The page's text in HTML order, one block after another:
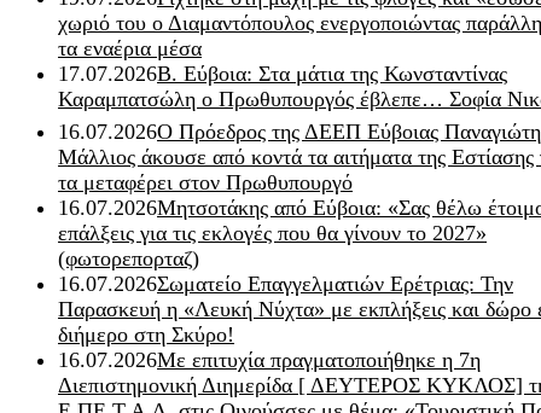
χωριό του ο Διαμαντόπουλος ενεργοποιώντας
τα εναέρια μέσα
17.07.2026Β. Εύβοια: Στα μάτια της Κωνσταντίνας
Καραμπατσώλη ο Πρωθυπουργός έβλεπε… Σοφία
16.07.2026Ο Πρόεδρος της ΔΕΕΠ Εύβοιας
Μάλλιος άκουσε από κοντά τα αιτήματα της Εστίασης
τα μεταφέρει στον Πρωθυπουργό
16.07.2026Μητσοτάκης από Εύβοια: «Σας θέλω
επάλξεις για τις εκλογές που θα γίνουν το 2027»
(φωτορεπορταζ)
16.07.2026Σωματείο Επαγγελματιών Ερέτριας: Την
Παρασκευή η «Λευκή Νύχτα» με εκπλήξεις και δώρο
διήμερο στη Σκύρο!
16.07.2026Με επιτυχία πραγματοποιήθηκε η 7η
Διεπιστημονική Διημερίδα [ ΔEYΤΕΡΟΣ ΚΥΚΛΟΣ]